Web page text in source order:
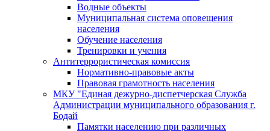
Водные объекты
Муниципальная система оповещения
населения
Обучение населения
Тренировки и учения
Антитеррористическая комиссия
Нормативно-правовые акты
Правовая грамотность населения
МКУ "Единая дежурно-диспетчерская Служба
Администрации муниципального образования г.
Бодай
Памятки населению при различных